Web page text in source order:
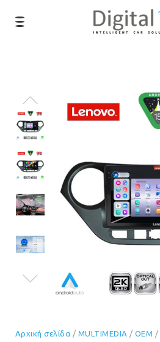
Αρχική σελίδα / MULTIMEDIA / OEM /